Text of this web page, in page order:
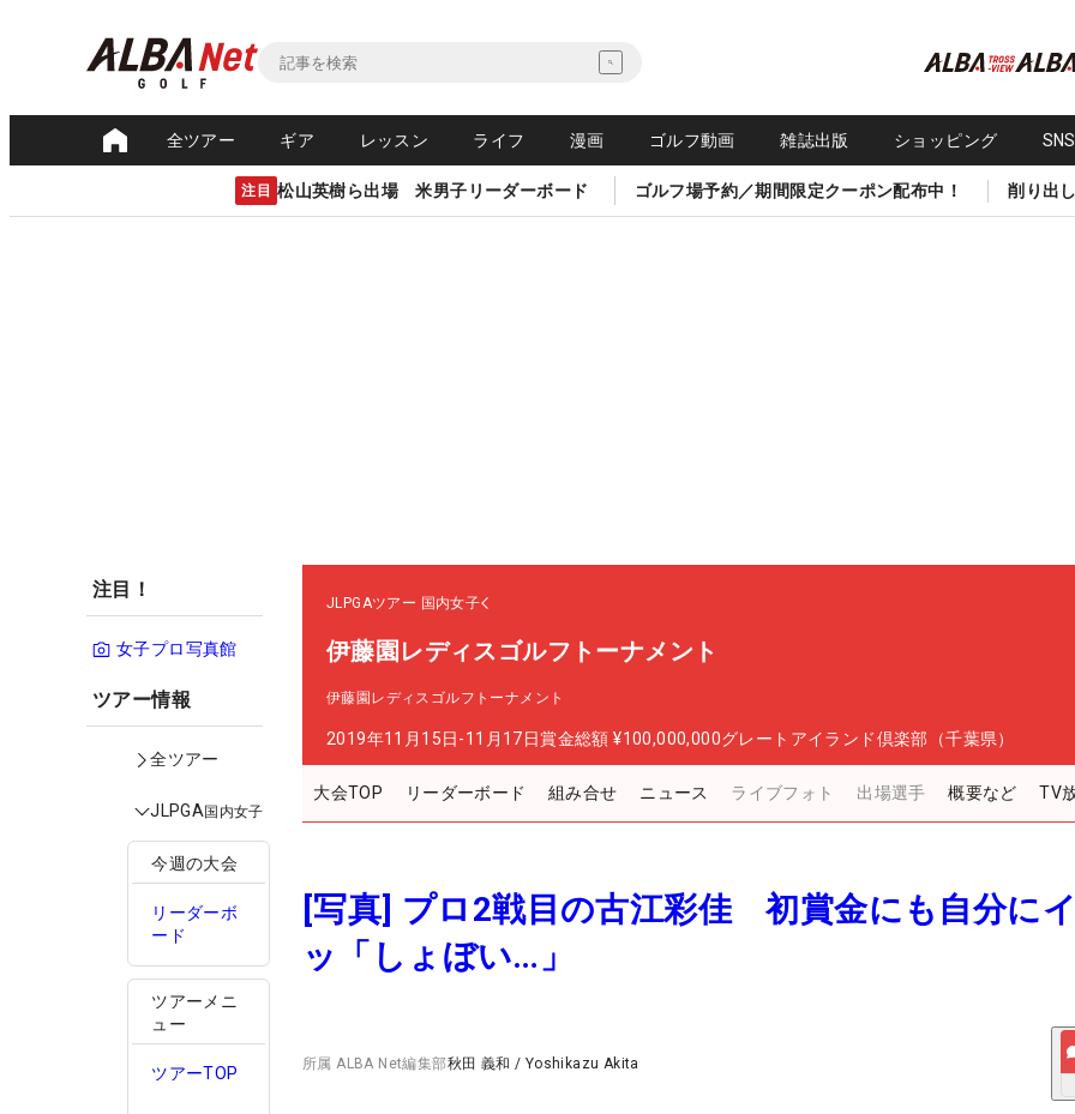
全ツアー ギア レッスン ライフ 漫画 ゴルフ動画 雑誌出版 ショッピング
注目 松山英樹ら出場 米男子リーダーボード ゴルフ場予約／期間限定クーポン配布中！ 削り出
注目！
女子プロ写真館
ツアー情報
全ツアー
JLPGA国内女子
今週の大会
リーダーボ
ード
ツアーメニ
ュー
ツアーTOP
JLPGAツアー 国内女子
伊藤園レディスゴルフトーナメント
伊藤園レディスゴルフトーナメント
2019年11月15日-11月17日賞金総額 ¥100,000,000グレートアイランド倶楽部（千葉県）
大会TOP リーダーボード 組み合せ ニュース ライブフォト 出場選手 概要など TV
[写真] プロ2戦目の古江彩佳 初賞金にも自分に
ッ「しょぼい…」
所属ALBA Net編集部秋田 義和 / Yoshikazu Akita